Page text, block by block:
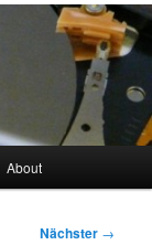
About
Nächster →